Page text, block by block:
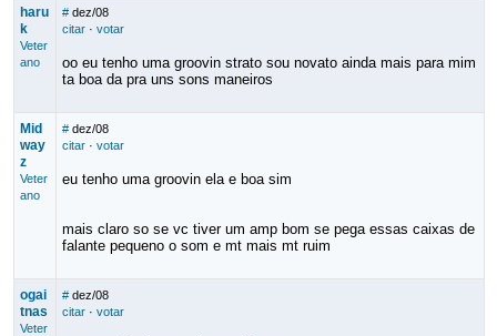
haru
k
Veter
ano
# dez/08
citar· votar
oo eu tenho uma groovin strato sou novato ainda mais para mim
ta boa da pra uns sons maneiros
Mid
way
z
Veter
ano
# dez/08
citar· votar
eu tenho uma groovin ela e boa sim
mais claro so se vc tiver um amp bom se pega essas caixas de
falante pequeno o som e mt mais mt ruim
ogai
tnas
Veter
# dez/08
citar· votar